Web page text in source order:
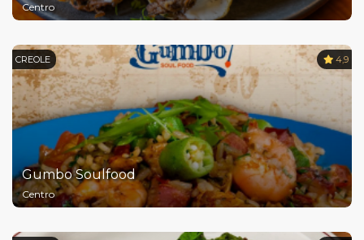
Centro
CREOLE 4,9
Gumbo Soulfood
Centro